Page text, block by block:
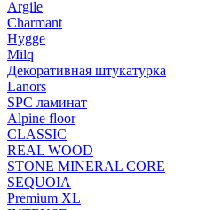
Argile
Charmant
Hygge
Milq
Декоративная штукатурка
Lanors
SPC ламинат
Alpine floor
CLASSIC
REAL WOOD
STONE MINERAL CORE
SEQUOIA
Premium XL